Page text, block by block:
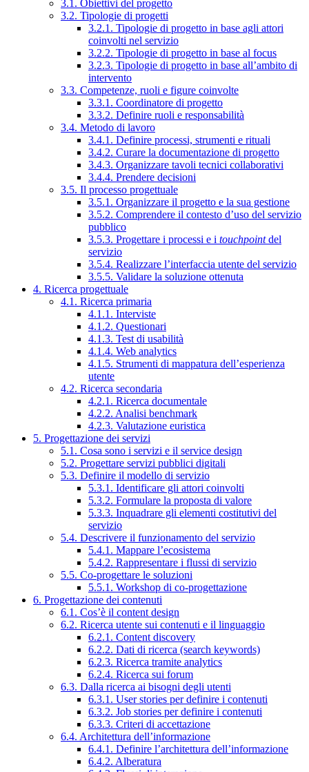
3.1. Obiettivi del progetto
3.2. Tipologie di progetti
3.2.1. Tipologie di progetto in base agli attori
coinvolti nel servizio
3.2.2. Tipologie di progetto in base al focus
3.2.3. Tipologie di progetto in base all’ambito di
intervento
3.3. Competenze, ruoli e figure coinvolte
3.3.1. Coordinatore di progetto
3.3.2. Definire ruoli e responsabilità
3.4. Metodo di lavoro
3.4.1. Definire processi, strumenti e rituali
3.4.2. Curare la documentazione di progetto
3.4.3. Organizzare tavoli tecnici collaborativi
3.4.4. Prendere decisioni
3.5. Il processo progettuale
3.5.1. Organizzare il progetto e la sua gestione
3.5.2. Comprendere il contesto d’uso del servizio
pubblico
3.5.3. Progettare i processi e i touchpointdel
servizio
3.5.4. Realizzare l’interfaccia utente del servizio
3.5.5. Validare la soluzione ottenuta
4. Ricerca progettuale
4.1. Ricerca primaria
4.1.1. Interviste
4.1.2. Questionari
4.1.3. Test di usabilità
4.1.4. Web analytics
4.1.5. Strumenti di mappatura dell’esperienza
utente
4.2. Ricerca secondaria
4.2.1. Ricerca documentale
4.2.2. Analisi benchmark
4.2.3. Valutazione euristica
5. Progettazione dei servizi
5.1. Cosa sono i servizi e il service design
5.2. Progettare servizi pubblici digitali
5.3. Definire il modello di servizio
5.3.1. Identificare gli attori coinvolti
5.3.2. Formulare la proposta di valore
5.3.3. Inquadrare gli elementi costitutivi del
servizio
5.4. Descrivere il funzionamento del servizio
5.4.1. Mappare l’ecosistema
5.4.2. Rappresentare i flussi di servizio
5.5. Co-progettare le soluzioni
5.5.1. Workshop di co-progettazione
6. Progettazione dei contenuti
6.1. Cos’è il content design
6.2. Ricerca utente sui contenuti e il linguaggio
6.2.1. Content discovery
6.2.2. Dati di ricerca (search keywords)
6.2.3. Ricerca tramite analytics
6.2.4. Ricerca sui forum
6.3. Dalla ricerca ai bisogni degli utenti
6.3.1. User stories per definire i contenuti
6.3.2. Job stories per definire i contenuti
6.3.3. Criteri di accettazione
6.4. Architettura dell’informazione
6.4.1. Definire l’architettura dell’informazione
6.4.2. Alberatura